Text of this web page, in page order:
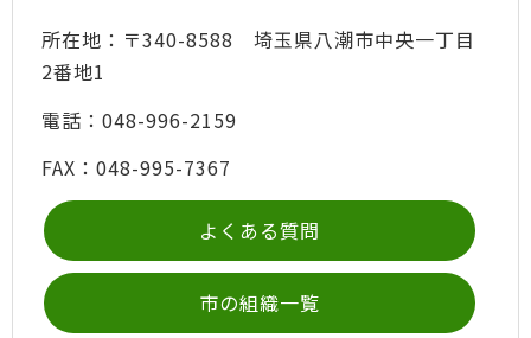
所在地：〒340-8588 埼玉県八潮市中央一丁目
2番地1
電話：048-996-2159
FAX：048-995-7367
よくある質問
市の組織一覧